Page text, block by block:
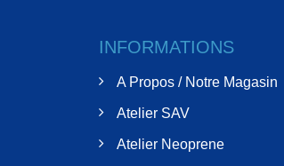
INFORMATIONS
A Propos / Notre Magasin
Atelier SAV
Atelier Neoprene